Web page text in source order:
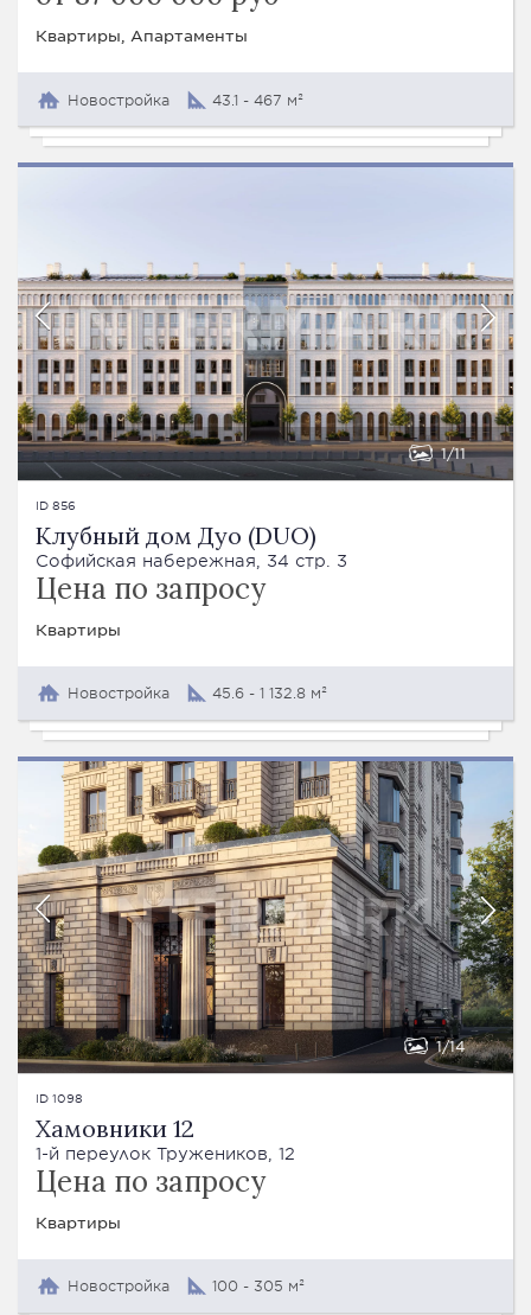
Квартиры, Апартаменты
Новостройка 43.1 - 467 м²
1 11
ID 856
Клубный дом Дуо (DUO)
Софийская набережная, 34 стр. 3
Цена по запросу
Квартиры
Новостройка 45.6 - 1 132.8 м²
1 14
ID 1098
Хамовники 12
1-й переулок Тружеников, 12
Цена по запросу
Квартиры
Новостройка 100 - 305 м²